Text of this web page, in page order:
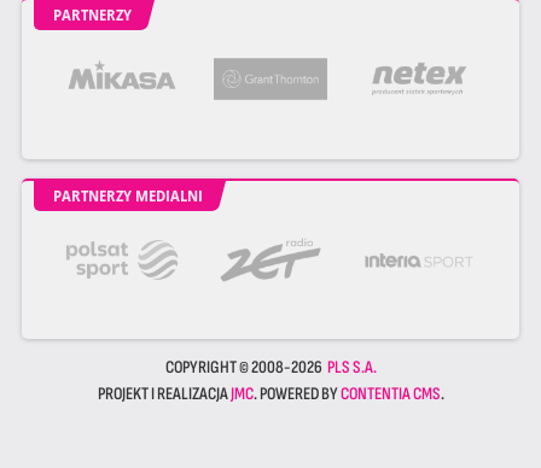
PARTNERZY
PARTNERZY MEDIALNI
COPYRIGHT © 2008-2026 PLS S.A.
PROJEKT I REALIZACJAJMC. POWERED BYCONTENTIA CMS.